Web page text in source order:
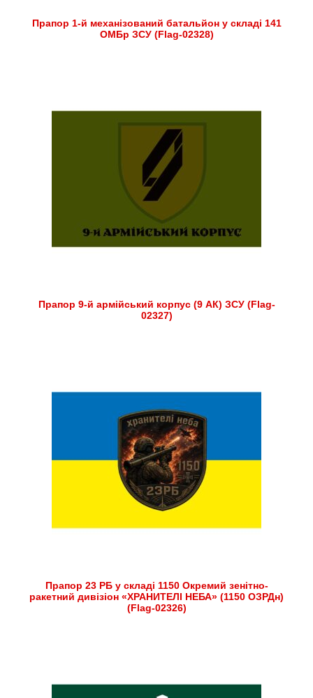
Прапор 1-й механізований батальйон у складі 141
ОМБр ЗСУ (Flag-02328)
Прапор 9-й армійський корпус (9 АК) ЗСУ (Flag-
02327)
Прапор 23 РБ у складі 1150 Окремий зенітно-
ракетний дивізіон «ХРАНИТЕЛІ НЕБА» (1150 ОЗРДн)
(Flag-02326)